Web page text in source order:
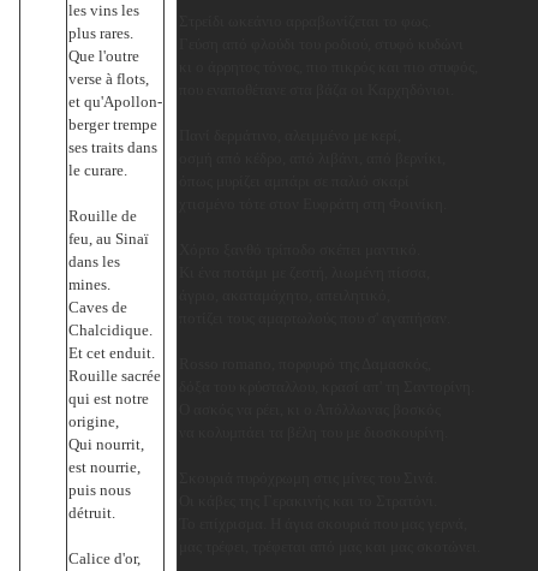
les vins les
plus rares.
Que l'outre
verse à flots,
et qu'Apollon-
berger trempe
ses traits dans
le curare.
Rouille de
feu, au Sinaï
dans les
mines.
Caves de
Chalcidique.
Et cet enduit.
Rouille sacrée
qui est notre
origine,
Qui nourrit,
est nourrie,
puis nous
détruit.
Calice d'or,